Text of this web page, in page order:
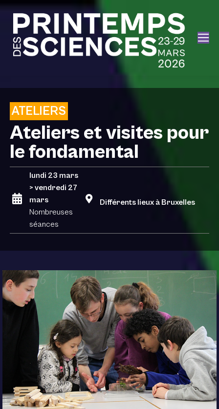
ATELIERS
Ateliers et visites pour
le fondamental
lundi 23 mars
> vendredi 27
mars
Nombreuses
séances
Différents lieux à Bruxelles